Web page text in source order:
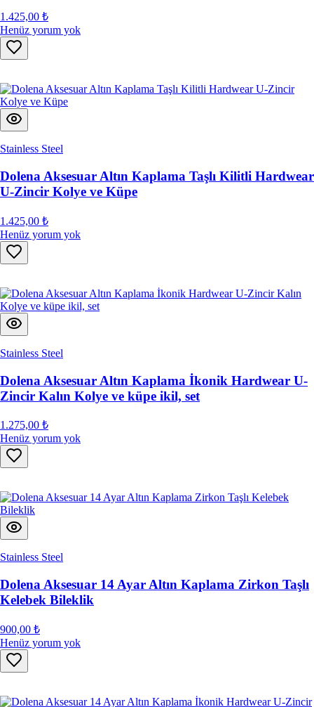
1.425,00 ₺
Henüz yorum yok
Stainless Steel
Dolena Aksesuar Altın Kaplama Taşlı Kilitli Hardwear
U-Zincir Kolye ve Küpe
1.425,00 ₺
Henüz yorum yok
Stainless Steel
Dolena Aksesuar Altın Kaplama İkonik Hardwear U-
Zincir Kalın Kolye ve küpe ikil, set
1.275,00 ₺
Henüz yorum yok
Stainless Steel
Dolena Aksesuar 14 Ayar Altın Kaplama Zirkon Taşlı
Kelebek Bileklik
900,00 ₺
Henüz yorum yok